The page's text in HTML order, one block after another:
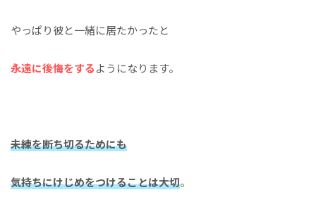
やっぱり彼と一緒に居たかったと
永遠に後悔をするようになります。
未練を断ち切るためにも
気持ちにけじめをつけることは大切。